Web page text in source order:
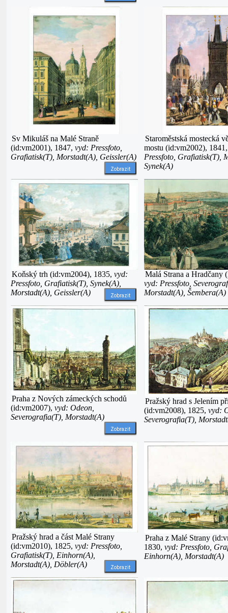
Sv Mikuláš na Malé Straně
(id:vm2001), 1847, vyd: Pressfoto,
Grafiatisk(T), Morstadt(A), Geissler(A)
Zobrazit
Staroměstská mostecká
mostu (id:vm2002),
Pressfoto, Grafiatisk(T),
Synek(A)
Koňský trh (id:vm2004), 1835, vyd:
Pressfoto, Grafiatisk(T), Synek(A),
Morstadt(A), Geissler(A)
Zobrazit
Malá Strana a Hradčany
vyd: Pressfoto,
Morstadt(A), Šembera(A)
Praha z Nových zámeckých schodů
(id:vm2007), vyd: Odeon,
Severografia(T), Morstadt(A)
Zobrazit
Pražský hrad s Jelením
(id:vm2008), 1825, vyd:
Severografia(T),
Pražský hrad a část Malé Strany
(id:vm2010), 1825, vyd: Pressfoto,
Grafiatisk(T), Einhorn(A),
Morstadt(A), Döbler(A)
Zobrazit
Praha z Malé Strany
1830, vyd: Pressfoto,
Einhorn(A), Morstadt(A)